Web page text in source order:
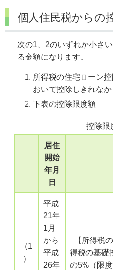
個人住民税からの
次の1、2のいずれか小さ
る金額になります。
所得税の住宅ローン
おいて控除しきれな
下表の控除限度額
控除限
居住
開始
年月
日
（1
）
平成
21年
1月
から
平成
26年
【所得税
得税の基礎
の5%（限度